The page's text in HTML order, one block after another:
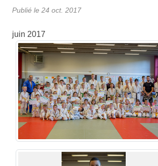
Publié le 24 oct. 2017
juin 2017